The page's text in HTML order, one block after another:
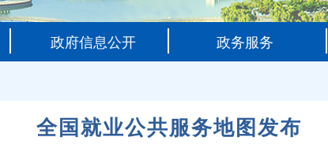
政府信息公开 政务服务
全国就业公共服务地图发布